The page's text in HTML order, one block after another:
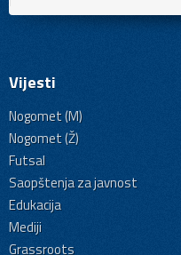
Vijesti
Nogomet (M)
Nogomet (Ž)
Futsal
Saopštenja za javnost
Edukacija
Mediji
Grassroots